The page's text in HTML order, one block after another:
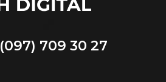
709 30 27